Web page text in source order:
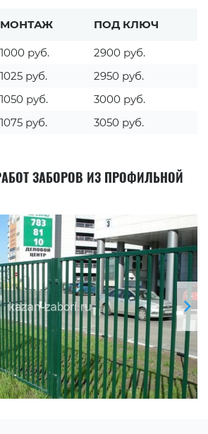
МОНТАЖ ПОД КЛЮЧ
1000 руб.
2900 руб.
1025 руб.
2950 руб.
1050 руб.
3000 руб.
1075 руб. 3050 руб.
ЗАБОРОВ ИЗ ПРОФИЛЬНОЙ